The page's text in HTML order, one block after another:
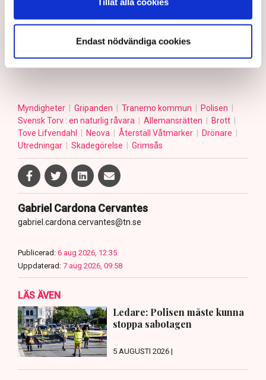
Endast nödvändiga cookies
även använder drönare för att dokumentera och säkra
bevis, säger Anna-Lena Mann.
Myndigheter Gripanden Tranemo kommun
Polisen
Svensk Torv : en naturlig råvara
Allemansrätten
Brott
Tove Lifvendahl
Neova Återställ Våtmarker
Drönare
Utredningar
Skadegörelse Grimsås
Gabriel Cardona Cervantes
gabriel.cardona.cervantes@tn.se
Publicerad: 6 aug 2026, 12:35
Uppdaterad: 7 aug 2026, 09:58
LÄS ÄVEN
Ledare: Polisen måste kunna
stoppa sabotagen
5 AUGUSTI 2026 |